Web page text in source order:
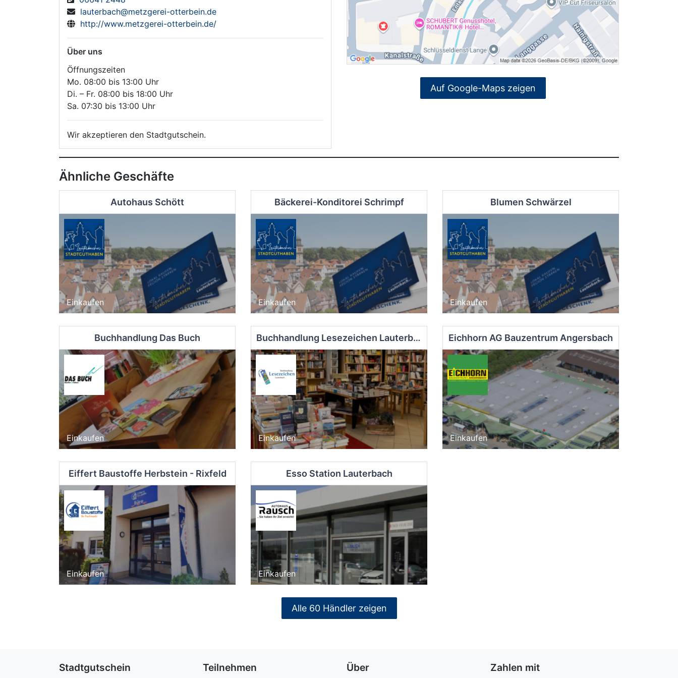
lauterbach@metzgerei-otterbein.de
http://www.metzgerei-otterbein.de/
Über uns
Öffnungszeiten
Mo. 08:00 bis 13:00 Uhr
Di. – Fr. 08:00 bis 18:00 Uhr
Sa. 07:30 bis 13:00 Uhr
Wir akzeptieren den Stadtgutschein.
Auf Google-Maps zeigen
Ähnliche Geschäfte
Autohaus Schött
Einkaufen
Bäckerei-Konditorei Schrimpf
Einkaufen
Blumen Schwärzel
Einkaufen
Buchhandlung Das Buch
Einkaufen
Buchhandlung Lesezeichen Lauterbach
Einkaufen
Eichhorn AG Bauzentrum Angersbach
Einkaufen
Eiffert Baustoffe Herbstein - Rixfeld
Einkaufen
Esso Station Lauterbach
Einkaufen
Alle 60 Händler zeigen
Stadtgutschein Teilnehmen Über Zahlen mit